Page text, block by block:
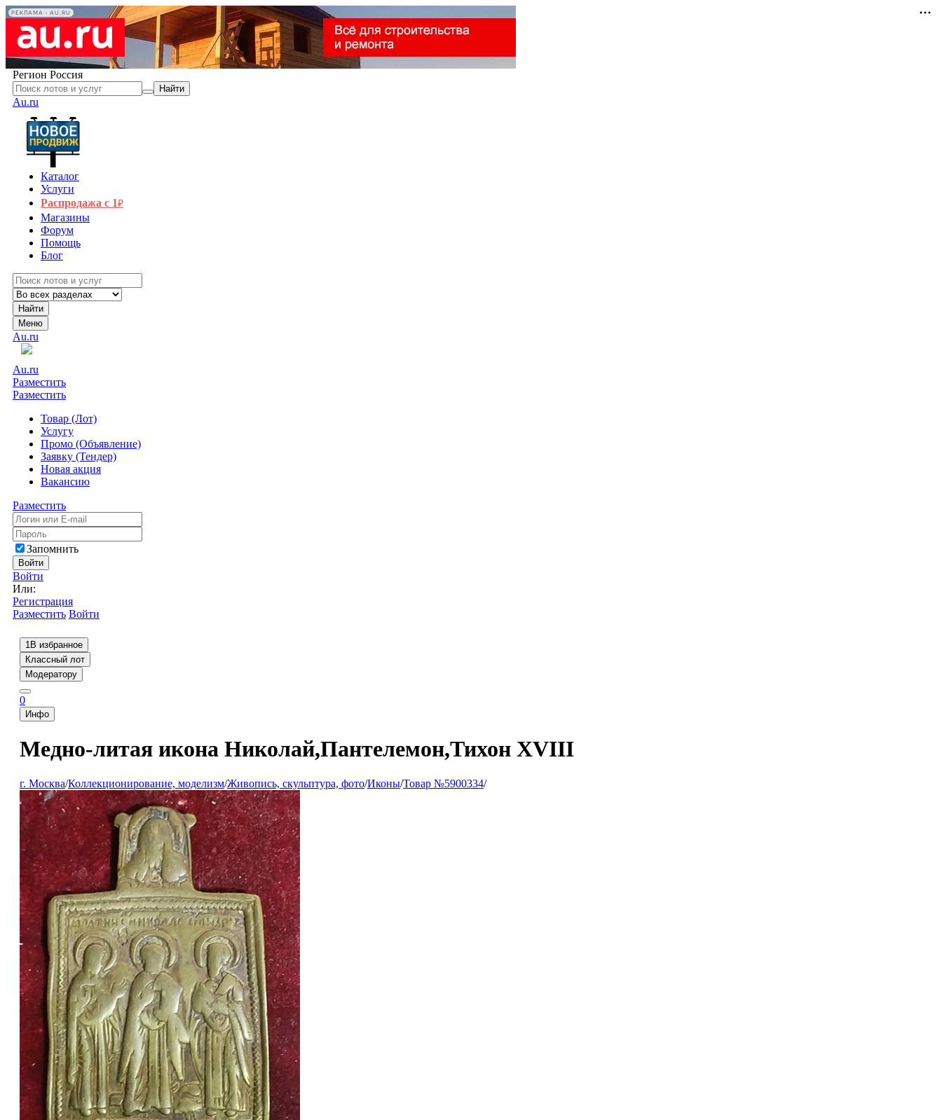
РЕКЛАМА • AU.RU
Регион Россия
Найти
Au.ru
Каталог
Услуги
Распродажа с 1₽
Магазины
Форум
Помощь
Блог
Найти
Меню
Au.ru
Au.ru
Разместить
Разместить
Товар (Лот)
Услугу
Промо (Объявление)
Заявку (Тендер)
Новая акция
Вакансию
Разместить
Запомнить
Войти
Войти
Или:
Регистрация
Разместить Войти
1В избранное
Классный лот
Модератору
0
Инфо
Медно-литая икона Николай,Пантелемон,Тихон XVIII
г. Москва/Коллекционирование, моделизм/Живопись, скульптура, фото/Иконы/Товар №5900334/